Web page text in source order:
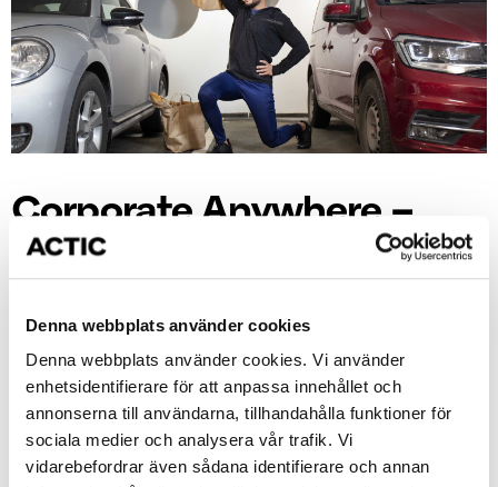
Denna webbplats använder cookies
Denna webbplats använder cookies. Vi använder
enhetsidentifierare för att anpassa innehållet och
annonserna till användarna, tillhandahålla funktioner för
sociala medier och analysera vår trafik. Vi
vidarebefordrar även sådana identifierare och annan
Corporate Anywhere –
Aktivera din företagskod
din träning!
Actic Anywhere tillåter dig att träna där du vill, när
du vill. Pass och träningsprogram skapade av våra
instruktörer och tillgängliga för ditt företag direkt i
mobilen.